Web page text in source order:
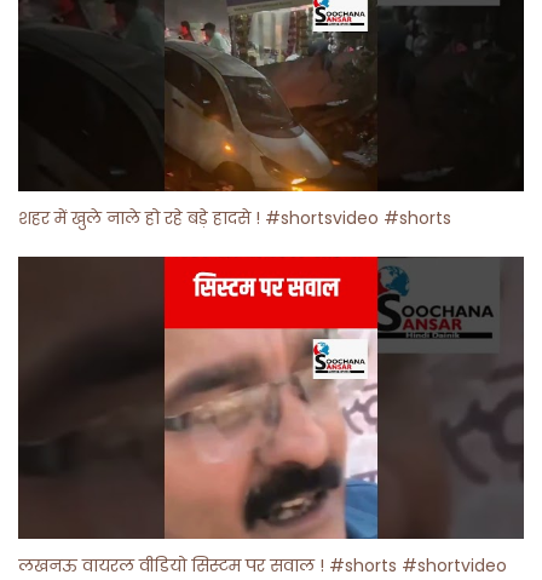
शहर में खुले नाले हो रहे बड़े हादसे ! #shortsvideo #shorts
लखनऊ वायरल वीडियो सिस्टम पर सवाल ! #shorts #shortvideo